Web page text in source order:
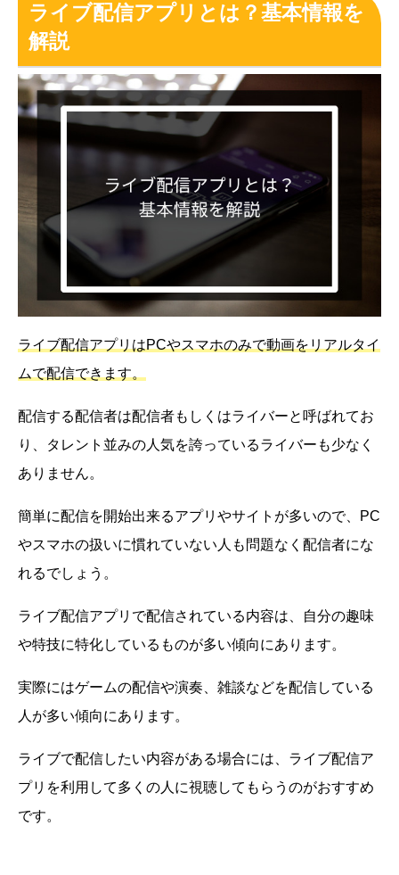
ライブ配信アプリとは？基本情報を
解説
ライブ配信アプリはPCやスマホのみで動画をリアルタイ
ムで配信できます。
配信する配信者は配信者もしくはライバーと呼ばれてお
り、タレント並みの人気を誇っているライバーも少なく
ありません。
簡単に配信を開始出来るアプリやサイトが多いので、PC
やスマホの扱いに慣れていない人も問題なく配信者にな
れるでしょう。
ライブ配信アプリで配信されている内容は、自分の趣味
や特技に特化しているものが多い傾向にあります。
実際にはゲームの配信や演奏、雑談などを配信している
人が多い傾向にあります。
ライブで配信したい内容がある場合には、ライブ配信ア
プリを利用して多くの人に視聴してもらうのがおすすめ
です。